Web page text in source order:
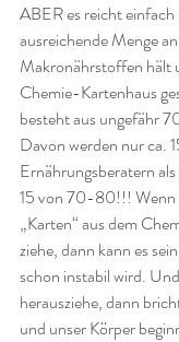
ABER es reicht
ausreichende Menge
Makronährstoffen hält
Chemie-Kartenhaus
besteht aus ungefähr
Davon werden nur ca.
Ernährungsberatern
15 von 70-80!!! Wenn
„Karten“ aus dem
ziehe, dann kann es
schon instabil wird.
herausziehe, dann
und unser Körper